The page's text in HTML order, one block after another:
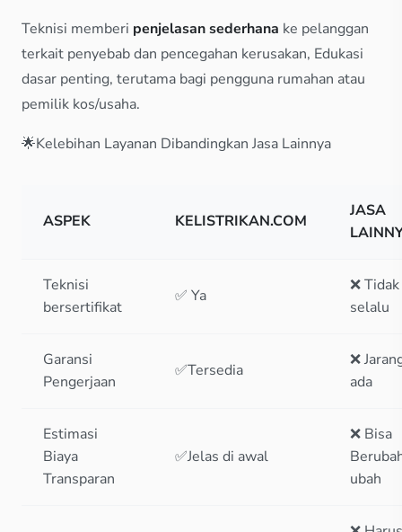
Teknisi memberi penjelasan sederhana ke pelanggan
terkait penyebab dan pencegahan kerusakan, Edukasi
dasar penting, terutama bagi pengguna rumahan atau
pemilik kos/usaha.
🌟Kelebihan Layanan Dibandingkan Jasa Lainnya
ASPEK KELISTRIKAN.COM
JASA
Teknisi
bersertifikat
✅ Ya
❌ Tidak
selalu
Garansi
Pengerjaan
✅Tersedia
❌
ada
Estimasi
Biaya
Transparan
✅Jelas di awal
❌ Bisa
ubah